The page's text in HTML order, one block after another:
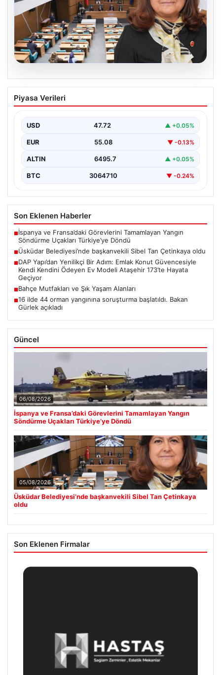
05.08.2026
Üsküdar Belediyesi’nde başkanvekili
Sibel Tan Çetinkaya oldu
Piyasa Verileri
USD 47.72 ▲ +0.05%
EUR 55.08 ▼ -0.13%
ALTIN 6495.7 ▲ +0.05%
BTC 3064710 ▼ -0.24%
Son Eklenen Haberler
■İspanya ve Fransa’daki Görevlerini Tamamlayan Yangın
Söndürme Uçakları Türkiye’ye Döndü
■Üsküdar Belediyesi’nde başkanvekili Sibel Tan Çetinkaya oldu
■DAP Yapı’dan Yenilikçi Bir Adım: Emlak Konut Güvencesiyle
Kendi Kendini Ödeyen Ev Modeli Ataşehir 173’te Hayata
Geçiyor
■Bahçe Mutfakları ve Şık Yaşam Alanları
■16 ilde 44 orman yangınına soruşturma başlatıldı. Bakan
Gürlek açıkladı
Güncel
06/08/2026
İspanya ve Fransa’daki Görevlerini Tamamlayan Yangın
Söndürme Uçakları Türkiye’ye Döndü
05/08/2026
Üsküdar Belediyesi’nde başkanvekili Sibel Tan Çetinkaya
oldu
Son Eklenen Firmalar